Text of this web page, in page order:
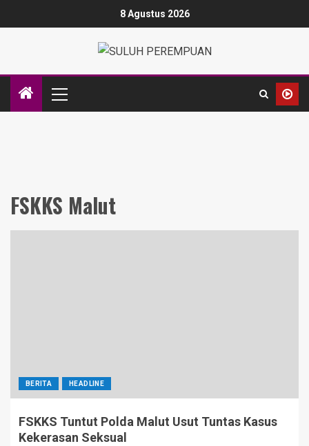
8 Agustus 2026
FSKKS Malut
BERITA HEADLINE
FSKKS Tuntut Polda Malut Usut Tuntas Kasus
Kekerasan Seksual